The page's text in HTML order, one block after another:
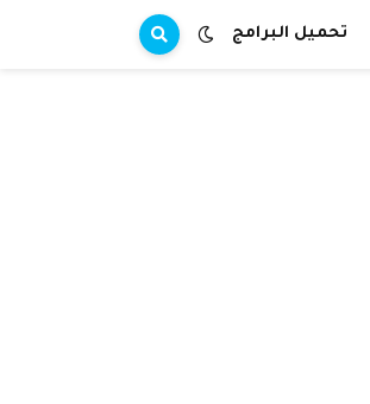
تحميل البرامج